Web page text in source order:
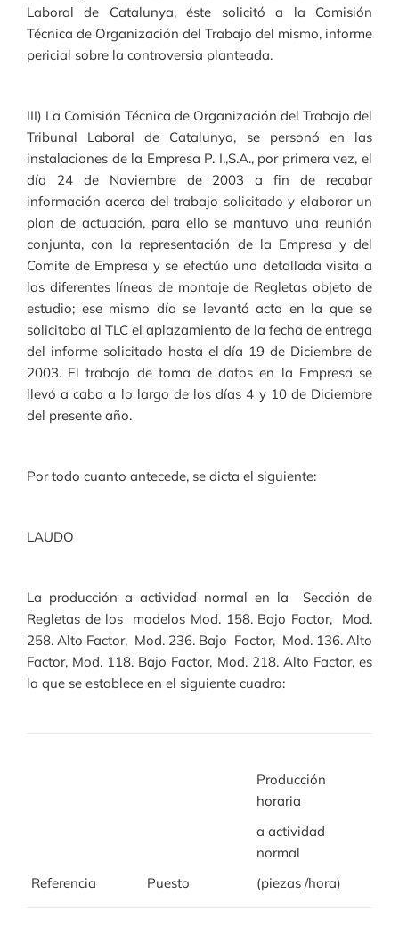
Laboral de Catalunya, éste solicitó a la Comisión
Técnica de Organización del Trabajo del mismo, informe
pericial sobre la controversia planteada.
III) La Comisión Técnica de Organización del Trabajo del
Tribunal Laboral de Catalunya, se personó en las
instalaciones de la Empresa P. I.,S.A., por primera vez, el
día 24 de Noviembre de 2003 a fin de recabar
información acerca del trabajo solicitado y elaborar un
plan de actuación, para ello se mantuvo una reunión
conjunta, con la representación de la Empresa y del
Comite de Empresa y se efectúo una detallada visita a
las diferentes líneas de montaje de Regletas objeto de
estudio; ese mismo día se levantó acta en la que se
solicitaba al TLC el aplazamiento de la fecha de entrega
del informe solicitado hasta el día 19 de Diciembre de
2003. El trabajo de toma de datos en la Empresa se
llevó a cabo a lo largo de los días 4 y 10 de Diciembre
del presente año.
Por todo cuanto antecede, se dicta el siguiente:
LAUDO
La producción a actividad normal en la Sección de
Regletas de los modelos Mod. 158. Bajo Factor, Mod.
258. Alto Factor, Mod. 236. Bajo Factor, Mod. 136. Alto
Factor, Mod. 118. Bajo Factor, Mod. 218. Alto Factor, es
la que se establece en el siguiente cuadro:
Referencia Puesto
Producción
horaria
a actividad
normal
(piezas /hora)